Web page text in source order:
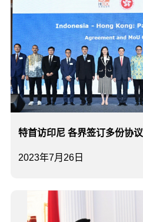
2023年7月26日
特首访印尼 各界签订多份协议